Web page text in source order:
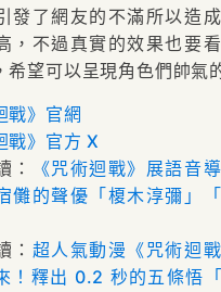
發了網友的不滿所以造
，不過真實的效果也要
希望可以呈現角色們帥氣
戰》官網
戰》官方 X
：
《咒術迴戰》展語音
儺的聲優「榎木淳彌」「
： 超人氣動漫《咒術迴
！釋出 0.2 秒的五條悟